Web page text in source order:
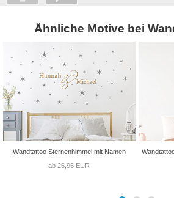
Ähnliche Motive bei
Wandtattoo Sternenhimmel mit Namen
ab 26,95 EUR